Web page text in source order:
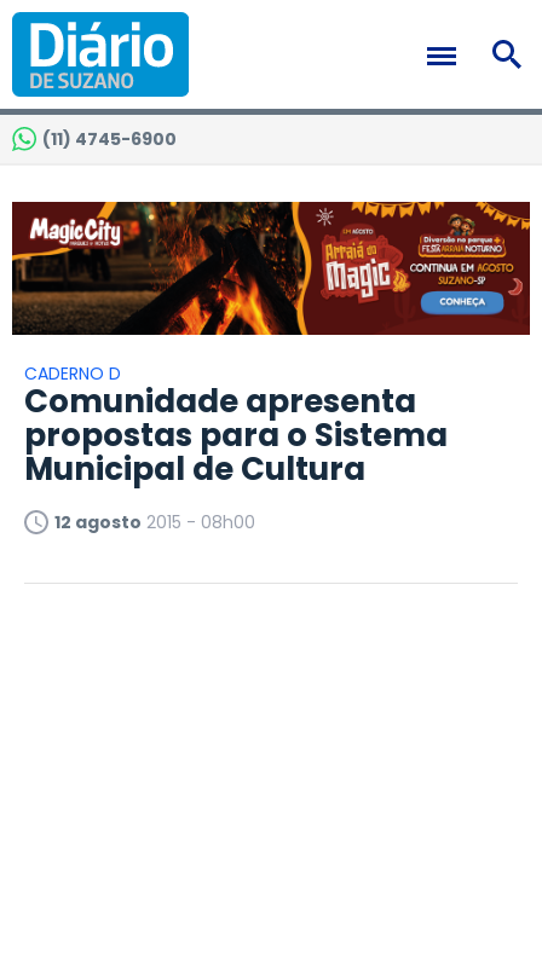
(11) 4745-6900
CADERNO D
Comunidade apresenta
propostas para o Sistema
Municipal de Cultura
12 agosto 2015 - 08h00